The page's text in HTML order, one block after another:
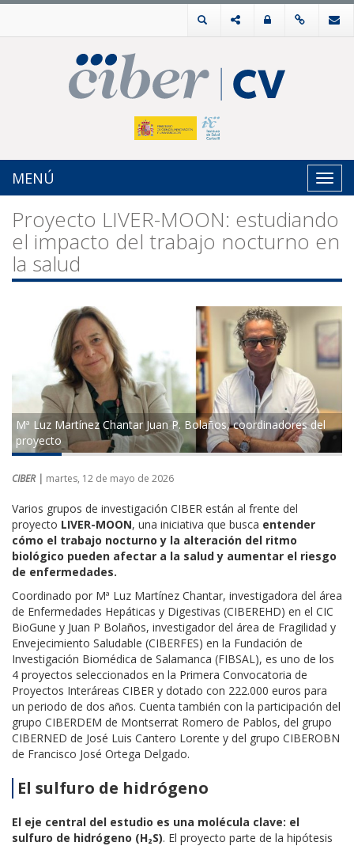
MENÚ
Proyecto LIVER-MOON: estudiando
el impacto del trabajo nocturno en
la salud
Mª Luz Martínez Chantar Juan P. Bolaños, coordinadores del
proyecto
CIBER | martes, 12 de mayo de 2026
Varios grupos de investigación CIBER están al frente del
proyecto LIVER-MOON, una iniciativa que busca entender
cómo el trabajo nocturno y la alteración del ritmo
biológico pueden afectar a la salud y aumentar el riesgo
de enfermedades.
Coordinado por Mª Luz Martínez Chantar, investigadora del área
de Enfermedades Hepáticas y Digestivas (CIBEREHD) en el CIC
BioGune y Juan P Bolaños, investigador del área de Fragilidad y
Envejecimiento Saludable (CIBERFES) en la Fundación de
Investigación Biomédica de Salamanca (FIBSAL), es uno de los
4 proyectos seleccionados en la Primera Convocatoria de
Proyectos Interáreas CIBER y dotado con 222.000 euros para
un periodo de dos años. Cuenta también con la participación del
grupo CIBERDEM de Montserrat Romero de Pablos, del grupo
CIBERNED de José Luis Cantero Lorente y del grupo CIBEROBN
de Francisco José Ortega Delgado.
El sulfuro de hidrógeno
El eje central del estudio es una molécula clave: el
sulfuro de hidrógeno (H₂S). El proyecto parte de la hipótesis